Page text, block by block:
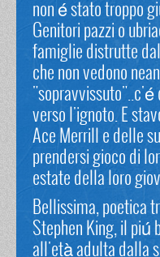
non é stato troppo
Genitori pazzi o
famiglie distrutte
che non vedono
"sopravvissuto"..c'é
verso l'ignoto. E
Ace Merrill e delle
prendersi gioco di
estate della loro
Bellissima, poetica
Stephen King, il piú
all'età adulta dalla